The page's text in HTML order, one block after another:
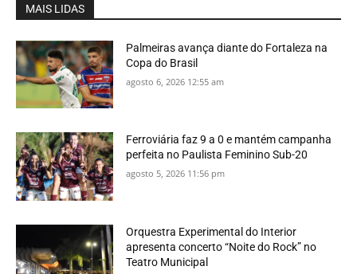
MAIS LIDAS
Palmeiras avança diante do Fortaleza na
Copa do Brasil
agosto 6, 2026 12:55 am
Ferroviária faz 9 a 0 e mantém campanha
perfeita no Paulista Feminino Sub-20
agosto 5, 2026 11:56 pm
Orquestra Experimental do Interior
apresenta concerto “Noite do Rock” no
Teatro Municipal